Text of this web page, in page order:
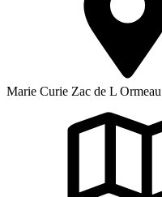
Marie Curie Zac de L Ormeau